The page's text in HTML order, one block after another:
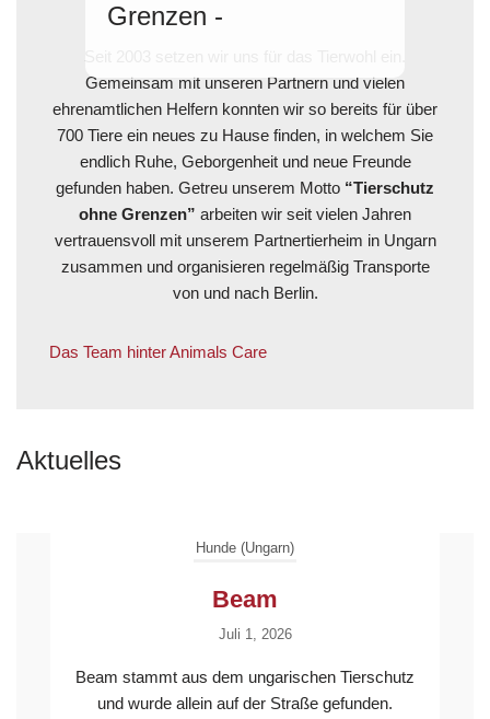
Grenzen -
Gemeinsam mit unseren Partnern und vielen
ehrenamtlichen Helfern konnten wir so bereits für über
700 Tiere ein neues zu Hause finden, in welchem Sie
endlich Ruhe, Geborgenheit und neue Freunde
gefunden haben. Getreu unserem Motto “Tierschutz
ohne Grenzen” arbeiten wir seit vielen Jahren
vertrauensvoll mit unserem Partnertierheim in Ungarn
zusammen und organisieren regelmäßig Transporte
von und nach Berlin.
Das Team hinter Animals Care
Aktuelles
Hunde (Ungarn)
Beam
Juli 1, 2026
Beam stammt aus dem ungarischen Tierschutz
und wurde allein auf der Straße gefunden.